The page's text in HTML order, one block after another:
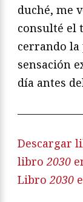
duché, me
consulté el
cerrando la
sensación
día antes
Descargar
libro2030
Libro2030